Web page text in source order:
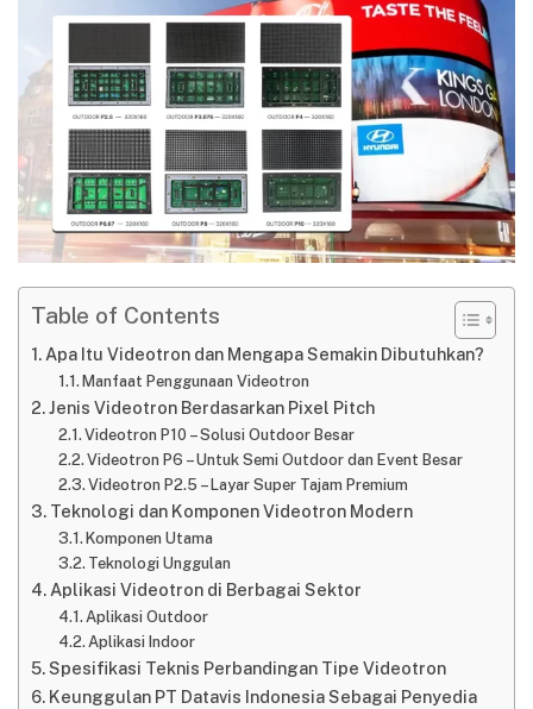
Table of Contents
Apa Itu Videotron dan Mengapa Semakin Dibutuhkan?
Manfaat Penggunaan Videotron
Jenis Videotron Berdasarkan Pixel Pitch
Videotron P10 – Solusi Outdoor Besar
Videotron P6 – Untuk Semi Outdoor dan Event Besar
Videotron P2.5 – Layar Super Tajam Premium
Teknologi dan Komponen Videotron Modern
Komponen Utama
Teknologi Unggulan
Aplikasi Videotron di Berbagai Sektor
Aplikasi Outdoor
Aplikasi Indoor
Spesifikasi Teknis Perbandingan Tipe Videotron
Keunggulan PT Datavis Indonesia Sebagai Penyedia